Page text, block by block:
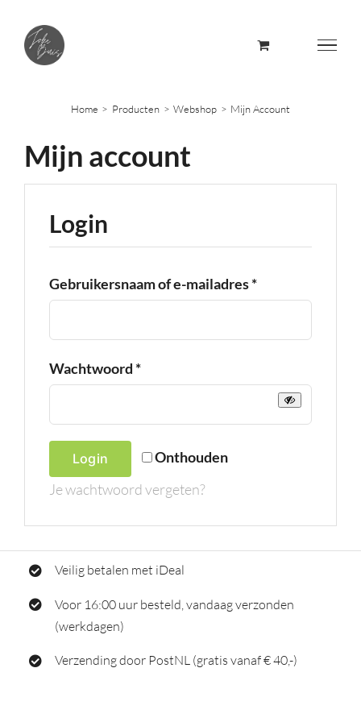
content
Home Producten Webshop Mijn Account
Mijn account
Login
Gebruikersnaam of e-mailadres*Vereist
Wachtwoord *Vereist
Onthouden
Login
Je wachtwoord vergeten?
Veilig betalen met iDeal
Voor 16:00 uur besteld, vandaag verzonden
(werkdagen)
Verzending door PostNL (gratis vanaf € 40,-)